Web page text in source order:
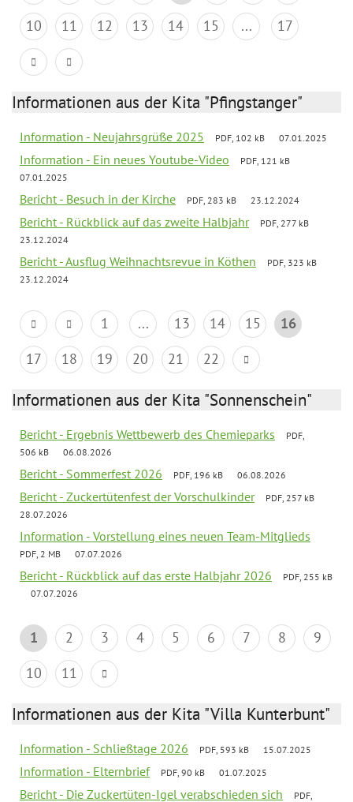
10
11 12 13 14 15 ... 17
Informationen aus der Kita "Pfingstanger"
Information - Neujahrsgrüße 2025 PDF, 102 kB 07.01.2025
Information - Ein neues Youtube-Video
PDF, 121 kB
07.01.2025
Bericht - Besuch in der Kirche PDF, 283 kB 23.12.2024
Bericht - Rückblick auf das zweite Halbjahr
PDF, 277 kB
23.12.2024
Bericht - Ausflug Weihnachtsrevue in Köthen
PDF, 323 kB
23.12.2024
1 ... 13 14 15
16
17
18 19 20 21 22
Informationen aus der Kita "Sonnenschein"
Bericht - Ergebnis Wettbewerb des Chemieparks
PDF,
506 kB
06.08.2026
Bericht - Sommerfest 2026 PDF, 196 kB 06.08.2026
Bericht - Zuckertütenfest der Vorschulkinder
PDF, 257 kB
28.07.2026
Information - Vorstellung eines neuen Team-Mitglieds
PDF, 2 MB 07.07.2026
Bericht - Rückblick auf das erste Halbjahr 2026
PDF, 255 kB
07.07.2026
1 2 3 4 5 6 7 8
9
10
11
Informationen aus der Kita "Villa Kunterbunt"
Information - Schließtage 2026 PDF, 593 kB 15.07.2025
Information - Elternbrief PDF, 90 kB 01.07.2025
Bericht - Die Zuckertüten-Igel verabschieden sich PDF,